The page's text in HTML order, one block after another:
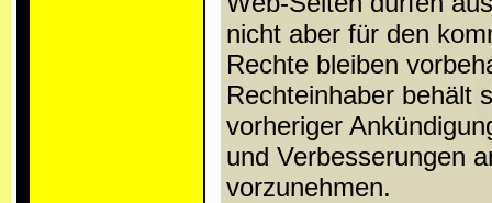
nicht aber für den
Rechte bleiben
Rechteinhaber behält
vorheriger
und Verbesserungen
vorzunehmen.